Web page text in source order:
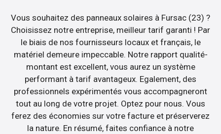
Vous souhaitez des panneaux solaires à Fursac (23) ?
Choisissez notre entreprise, meilleur tarif garanti ! Par
le biais de nos fournisseurs locaux et français, le
matériel demeure impeccable. Notre rapport qualité-
montant est excellent, vous aurez un système
performant à tarif avantageux. Egalement, des
professionnels expérimentés vous accompagneront
tout au long de votre projet. Optez pour nous. Vous
ferez des économies sur votre facture et préserverez
la nature. En résumé, faites confiance à notre